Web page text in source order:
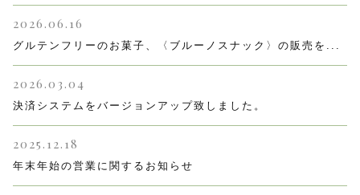
2026.06.16
グルテンフリーのお菓子、〈ブルーノスナック〉の販売を...
2026.03.04
決済システムをバージョンアップ致しました。
2025.12.18
年末年始の営業に関するお知らせ
水出しコーヒー
初回おすすめ
セット商品
並び順
その他